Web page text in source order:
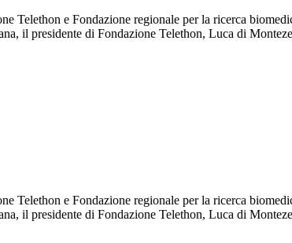
Telethon e Fondazione regionale per la ricerca
il presidente di Fondazione Telethon, Luca di
Telethon e Fondazione regionale per la ricerca
il presidente di Fondazione Telethon, Luca di